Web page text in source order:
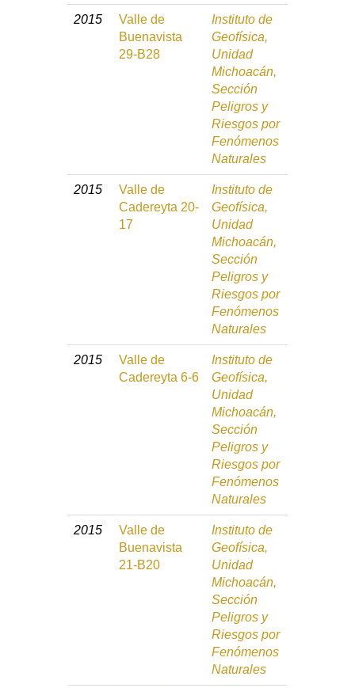
2015
Valle de
Buenavista
29-B28
Instituto de
Geofísica,
Unidad
Michoacán,
Sección
Peligros y
Riesgos por
Fenómenos
Naturales
2015
Valle de
Cadereyta 20-
17
Instituto de
Geofísica,
Unidad
Michoacán,
Sección
Peligros y
Riesgos por
Fenómenos
Naturales
2015
Valle de
Cadereyta 6-6
Instituto de
Geofísica,
Unidad
Michoacán,
Sección
Peligros y
Riesgos por
Fenómenos
Naturales
2015
Valle de
Buenavista
21-B20
Instituto de
Geofísica,
Unidad
Michoacán,
Sección
Peligros y
Riesgos por
Fenómenos
Naturales